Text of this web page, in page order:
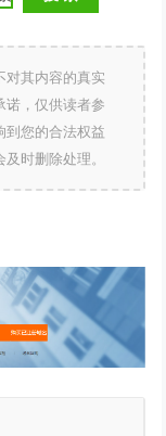
对其内容的真实
诺，仅供读者参
到您的合法权益
时删除处理。